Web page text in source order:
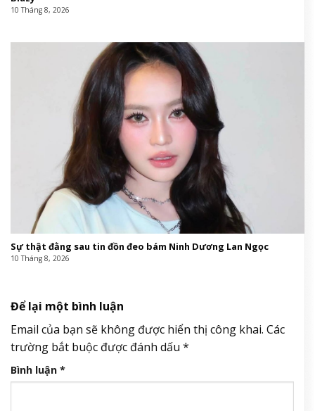
10 Tháng 8, 2026
Sự thật đằng sau tin đồn đeo bám Ninh Dương Lan Ngọc
10 Tháng 8, 2026
Để lại một bình luận
Email của bạn sẽ không được hiển thị công khai. Các
trường bắt buộc được đánh dấu *
Bình luận *